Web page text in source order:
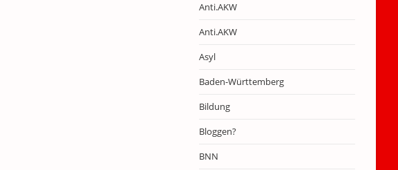
Anti.AKW
Anti.AKW
Asyl
Baden-Württemberg
Bildung
Bloggen?
BNN